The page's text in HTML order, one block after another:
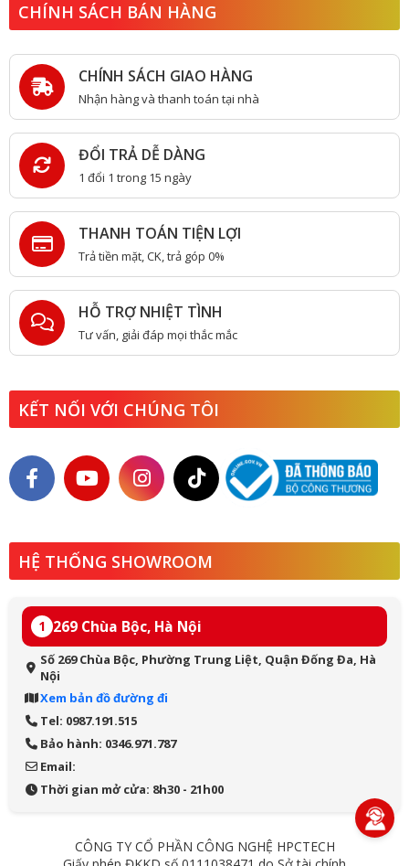
CHÍNH SÁCH BÁN HÀNG
CHÍNH SÁCH GIAO HÀNG
Nhận hàng và thanh toán tại nhà
ĐỔI TRẢ DỄ DÀNG
1 đổi 1 trong 15 ngày
THANH TOÁN TIỆN LỢI
Trả tiền mặt, CK, trả góp 0%
HỖ TRỢ NHIỆT TÌNH
Tư vấn, giải đáp mọi thắc mắc
KẾT NỐI VỚI CHÚNG TÔI
HỆ THỐNG SHOWROOM
1 269 Chùa Bộc, Hà Nội
Số 269 Chùa Bộc, Phường Trung Liệt, Quận Đống Đa, Hà
Nội
Xem bản đồ đường đi
Tel: 0987.191.515
Bảo hành: 0346.971.787
Email:
Thời gian mở cửa: 8h30 - 21h00
CÔNG TY CỔ PHẦN CÔNG NGHỆ HPCTECH